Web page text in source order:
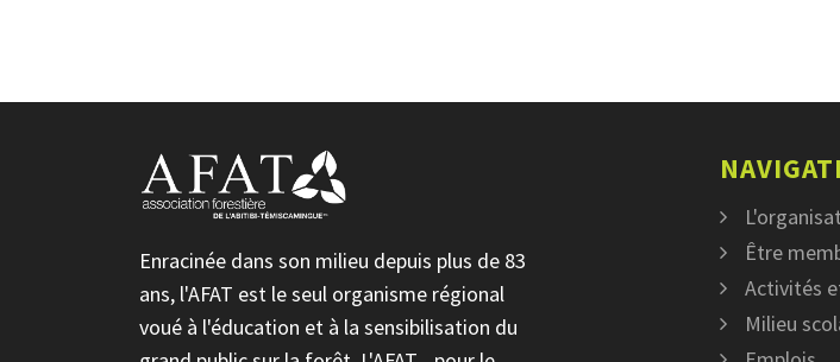
Enracinée dans son milieu depuis plus de 83
ans, l'AFAT est le seul organisme régional
voué à l'éducation et à la sensibilisation du
Être
Activités
Milieu